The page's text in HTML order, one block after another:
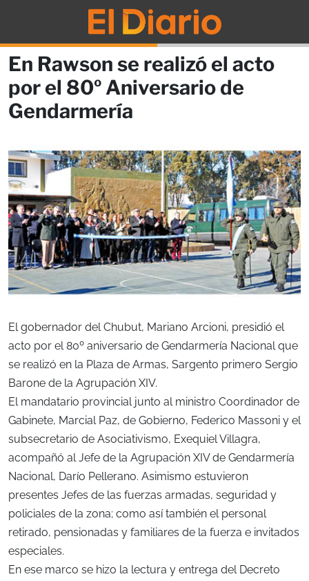
En Rawson se realizó el acto
por el 80º Aniversario de
Gendarmería
El gobernador del Chubut, Mariano Arcioni, presidió el
acto por el 80º aniversario de Gendarmería Nacional que
se realizó en la Plaza de Armas, Sargento primero Sergio
Barone de la Agrupación XIV.
El mandatario provincial junto al ministro Coordinador de
Gabinete, Marcial Paz, de Gobierno, Federico Massoni y el
subsecretario de Asociativismo, Exequiel Villagra,
acompañó al Jefe de la Agrupación XIV de Gendarmería
Nacional, Darío Pellerano. Asimismo estuvieron
presentes Jefes de las fuerzas armadas, seguridad y
policiales de la zona; como así también el personal
retirado, pensionadas y familiares de la fuerza e invitados
especiales.
En ese marco se hizo la lectura y entrega del Decreto